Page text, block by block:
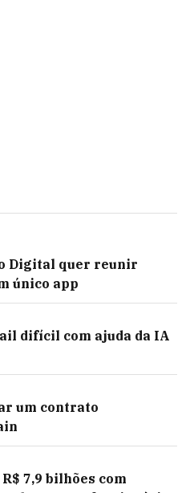
Digital quer reunir
único app
difícil com ajuda da IA
um contrato
7,9 bilhões com